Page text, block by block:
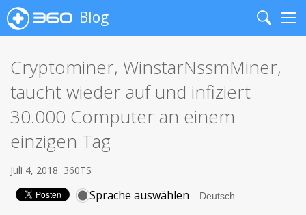
Blog
Search
Cryptominer, WinstarNssmMiner,
taucht wieder auf und infiziert
30.000 Computer an einem
einzigen Tag
Juli 4, 2018 360TS
Sprache auswählen